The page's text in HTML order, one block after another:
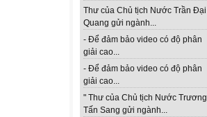
Thư của Chủ tịch Nước Trần Đại
Quang gửi ngành...
- Để đảm bảo video có độ phân
giải cao...
- Để đảm bảo video có độ phân
giải cao...
" Thư của Chủ tịch Nước Trương
Tấn Sang gửi ngành...